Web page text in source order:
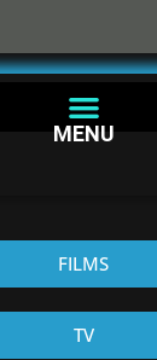
MENU
FILMS
TV